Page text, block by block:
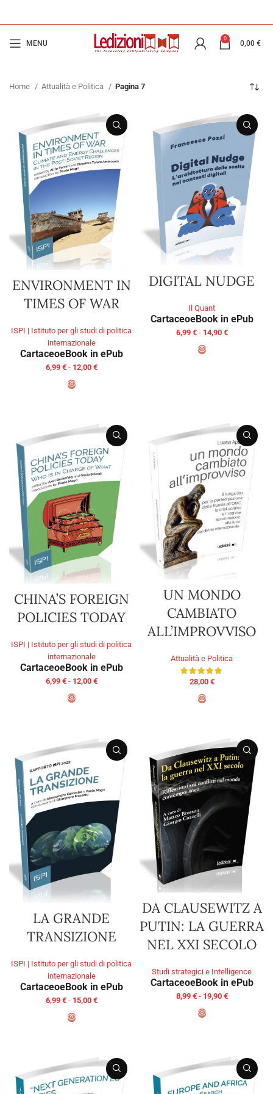
MENU
0
0,00 €
Home Attualità e Politica Pagina 7
ENVIRONMENT IN
TIMES OF WAR
ISPI | Istituto per gli studi di politica
internazionale
CartaceoeBook in ePub
6,99 € - 12,00 €
DIGITAL NUDGE
Il Quant
CartaceoeBook in ePub
6,99 € - 14,90 €
CHINA’S FOREIGN
POLICIES TODAY
ISPI | Istituto per gli studi di politica
internazionale
CartaceoeBook in ePub
6,99 € - 12,00 €
UN MONDO
CAMBIATO
ALL’IMPROVVISO
Attualità e Politica
28,00 €
LA GRANDE
TRANSIZIONE
ISPI | Istituto per gli studi di politica
internazionale
CartaceoeBook in ePub
6,99 € - 15,00 €
DA CLAUSEWITZ A
PUTIN: LA GUERRA
NEL XXI SECOLO
Studi strategici e Intelligence
CartaceoeBook in ePub
8,99 € - 19,90 €